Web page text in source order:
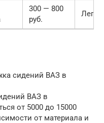
300 — 800
руб.
сидений ВАЗ в
ВАЗ в
от 5000 до 15000
от материала и